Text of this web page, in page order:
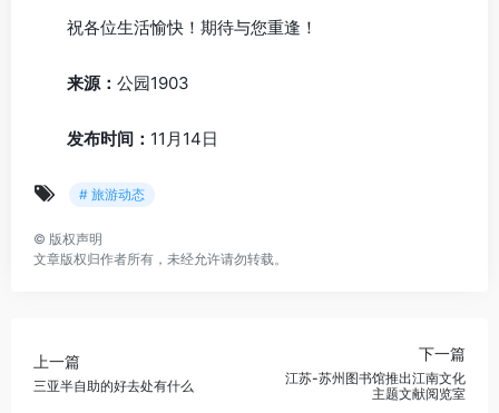
祝各位生活愉快！期待与您重逢！
来源： 公园1903
发布时间： 11月14日
# 旅游动态
© 版权声明
文章版权归作者所有，未经允许请勿转载。
上一篇
三亚半自助的好去处有什么
下一篇
江苏-苏州图书馆推出江南文化
主题文献阅览室